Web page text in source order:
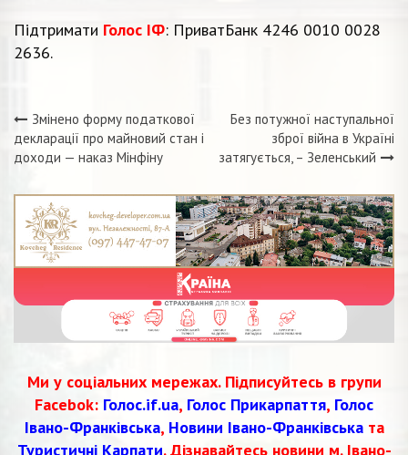
Підтримати Голос ІФ: ПриватБанк 4246 0010 0028
2636.
Навігація
Змінено форму податкової
декларації про майновий стан і
доходи — наказ Мінфіну
Без потужної наступальної
зброї війна в Україні
затягується, – Зеленський
Ми у соціальних мережах. Підписуйтесь в групи
Facebok: Голос.if.ua, Голос Прикарпаття, Голос
Івано-Франківська, Новини Івано-Франківськата
Туристичні Карпати. Дізнавайтесь новини м. Івано-